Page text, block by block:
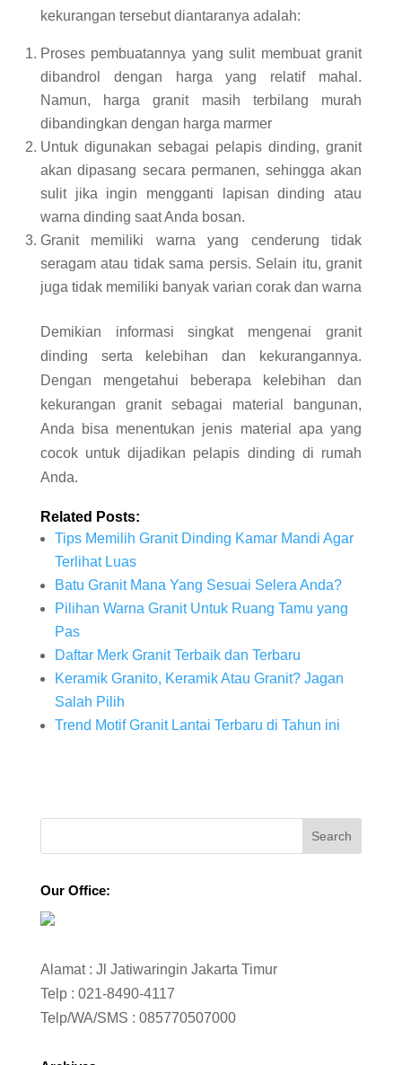
kekurangan tersebut diantaranya adalah:
Proses pembuatannya yang sulit membuat granit
dibandrol dengan harga yang relatif mahal.
Namun, harga granit masih terbilang murah
dibandingkan dengan harga marmer
Untuk digunakan sebagai pelapis dinding, granit
akan dipasang secara permanen, sehingga akan
sulit jika ingin mengganti lapisan dinding atau
warna dinding saat Anda bosan.
Granit memiliki warna yang cenderung tidak
seragam atau tidak sama persis. Selain itu, granit
juga tidak memiliki banyak varian corak dan warna
Demikian informasi singkat mengenai granit
dinding serta kelebihan dan kekurangannya.
Dengan mengetahui beberapa kelebihan dan
kekurangan granit sebagai material bangunan,
Anda bisa menentukan jenis material apa yang
cocok untuk dijadikan pelapis dinding di rumah
Anda.
Related Posts:
Tips Memilih Granit Dinding Kamar Mandi Agar
Terlihat Luas
Batu Granit Mana Yang Sesuai Selera Anda?
Pilihan Warna Granit Untuk Ruang Tamu yang
Pas
Daftar Merk Granit Terbaik dan Terbaru
Keramik Granito, Keramik Atau Granit? Jagan
Salah Pilih
Trend Motif Granit Lantai Terbaru di Tahun ini
Our Office:
Alamat : Jl Jatiwaringin Jakarta Timur
Telp : 021-8490-4117
Telp/WA/SMS : 085770507000